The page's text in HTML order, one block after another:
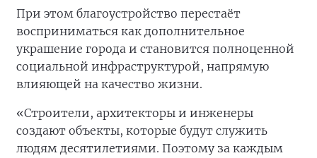
При этом благоустройство перестаёт
восприниматься как дополнительное
украшение города и становится полноценной
социальной инфраструктурой, напрямую
влияющей на качество жизни.
«Строители, архитекторы и инженеры
создают объекты, которые будут служить
людям десятилетиями. Поэтому за каждым